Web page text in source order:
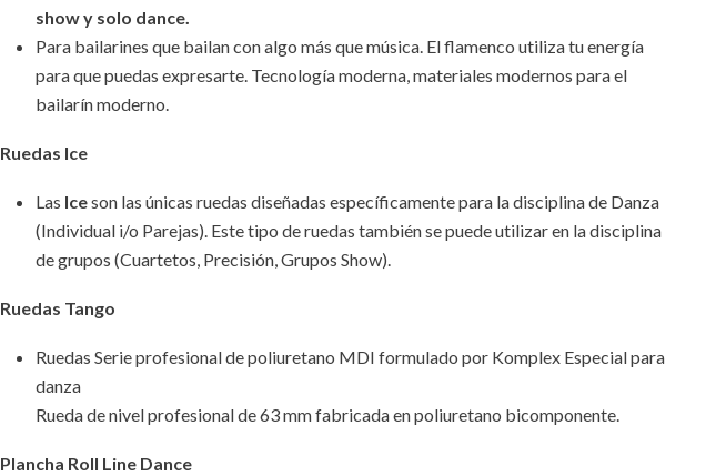
show y solo dance.
Para bailarines que bailan con algo más que música. El flamenco utiliza tu energía
para que puedas expresarte. Tecnología moderna, materiales modernos para el
bailarín moderno.
Ruedas Ice
Las Iceson las únicas ruedas diseñadas específicamente para la disciplina de Danza
(Individual i/o Parejas). Este tipo de ruedas también se puede utilizar en la disciplina
de grupos (Cuartetos, Precisión, Grupos Show).
Ruedas Tango
Ruedas Serie profesional de poliuretano MDI formulado por Komplex Especial para
danza
Rueda de nivel profesional de 63 mm fabricada en poliuretano bicomponente.
Plancha Roll Line Dance